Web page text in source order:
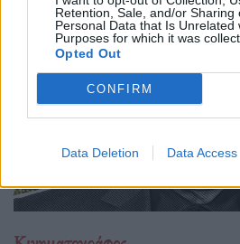
Retention, Sale, and/or Sharing
Personal Data that Is Unrelated
Purposes for which it was
Opted Out
CONFIRM
Data Deletion Data Access